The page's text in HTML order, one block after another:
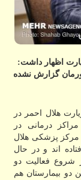
اظهار داشت:
گزارش نشده
هلال احمر در
درمانی در
۴ مجتمع درمانی مركز پزشكی هلال
افتاده اند و در حال
شروع فعالیت دو
دو بیمارستان هم